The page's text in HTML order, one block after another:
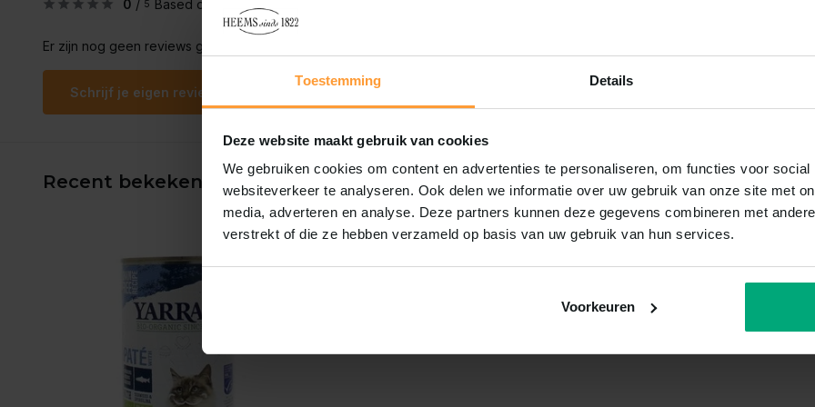
Toestemming Details
Deze website maakt gebruik van cookies
We gebruiken cookies om content en advertenties te personaliseren, om functies voor
websiteverkeer te analyseren. Ook delen we informatie over uw gebruik van onze site met
media, adverteren en analyse. Deze partners kunnen deze gegevens combineren met
verstrekt of die ze hebben verzameld op basis van uw gebruik van hun services.
Voorkeuren
0 / 5 Based on 0 reviews
Er zijn nog geen reviews geschreven over dit product..
Schrijf je eigen review
Recent bekeken